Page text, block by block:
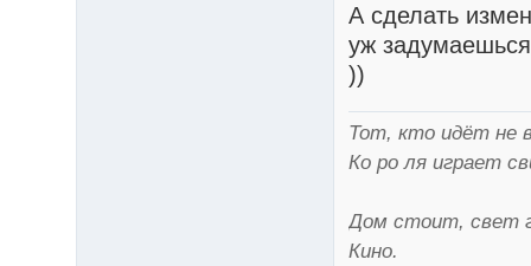
А сделать
уж
))
Тот, кто идёт не
Ко ро ля играет
Дом стоит, свет
Кино.